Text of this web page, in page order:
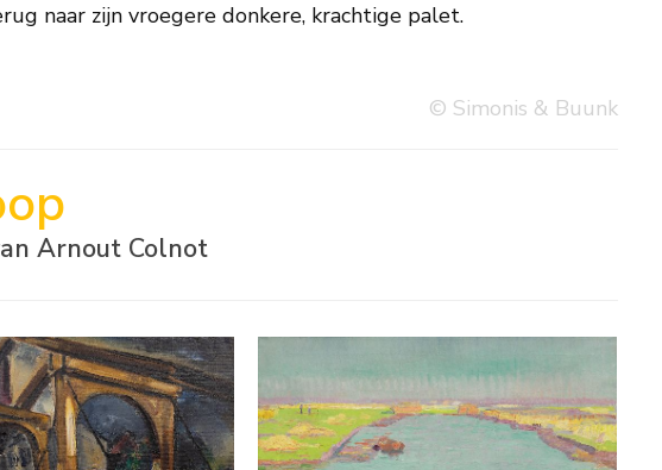
naar zijn vroegere donkere, krachtige palet.
© Simonis & Buunk
Arnout Colnot